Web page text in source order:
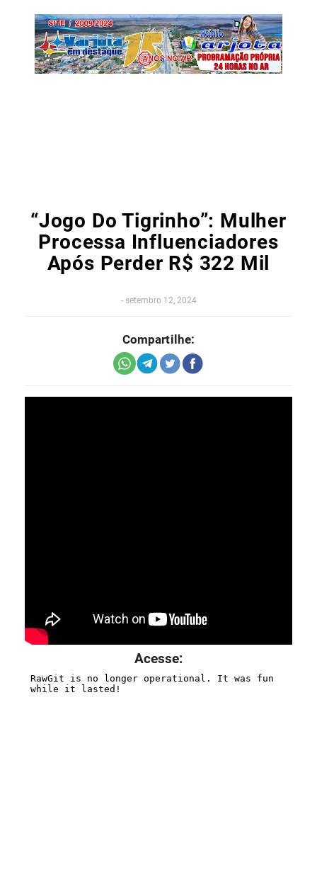
“Jogo Do Tigrinho”: Mulher
Processa Influenciadores
Após Perder R$ 322 Mil
- setembro 12, 2024
Compartilhe:
Acesse: